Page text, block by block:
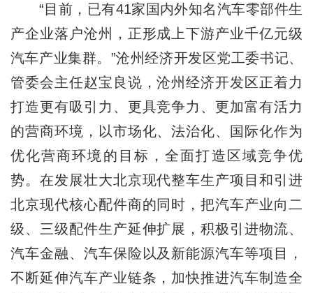
“目前，已有41家国内外知名汽车零部件生
产企业落户沧州，正形成上下游产业千亿元级
汽车产业集群。”沧州经济开发区党工委书记、
管委会主任赵宝良说，沧州经济开发区正着力
打造更有吸引力、更具竞争力、更加富有活力
的营商环境，以市场化、法治化、国际化作为
优化营商环境的目标，全面打造区域竞争优
势。在发展壮大北京现代整车生产项目和引进
北京现代核心配件商的同时，把汽车产业向二
级、三级配件生产延伸扩展，积极引进物流、
汽车金融、汽车保险以及新能源汽车等项目，
不断延伸汽车产业链条，加快推进汽车制造全